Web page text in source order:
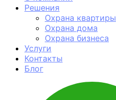
Решения
Охрана квартиры
Охрана дома
Охрана бизнеса
Услуги
Контакты
Блог